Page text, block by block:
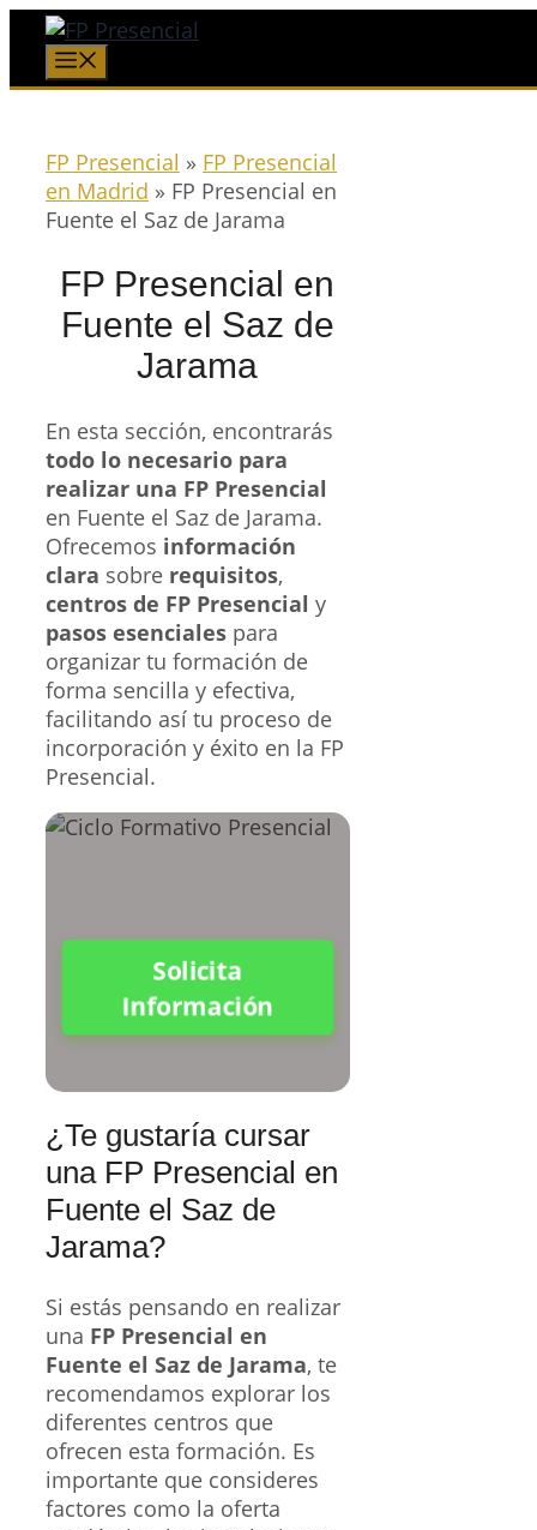
Saltar
contenido
FP Presencial » FP Presencial
en Madrid » FP Presencial en
Fuente el Saz de Jarama
FP Presencial en
Fuente el Saz de
Jarama
En esta sección, encontrarás
todo lo necesario para
realizar una FP Presencial
en Fuente el Saz de Jarama.
Ofrecemos información
clara sobre requisitos,
centros de FP Presencial y
pasos esenciales para
organizar tu formación de
forma sencilla y efectiva,
facilitando así tu proceso de
incorporación y éxito en la FP
Presencial.
Solicita
Información
¿Te gustaría cursar
una FP Presencial en
Fuente el Saz de
Jarama?
Si estás pensando en realizar
una FP Presencial en
Fuente el Saz de Jarama, te
recomendamos explorar los
diferentes centros que
ofrecen esta formación. Es
importante que consideres
factores como la oferta